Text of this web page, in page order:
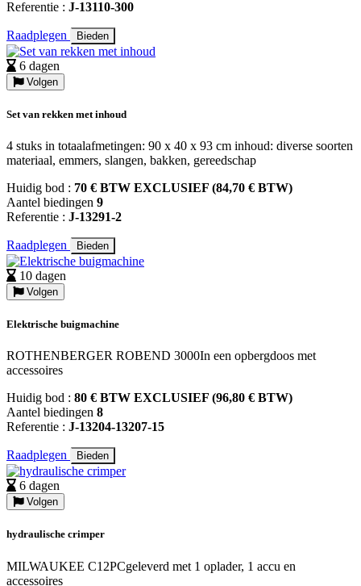
Referentie : J-13110-300
Raadplegen Bieden
6 dagen
Volgen
Set van rekken met inhoud
4 stuks in totaalafmetingen: 90 x 40 x 93 cm inhoud: diverse soorten
materiaal, emmers, slangen, bakken, gereedschap
Huidig bod : 70 € BTW EXCLUSIEF (84,70 € BTW)
Aantel biedingen 9
Referentie : J-13291-2
Raadplegen Bieden
10 dagen
Volgen
Elektrische buigmachine
ROTHENBERGER ROBEND 3000In een opbergdoos met
accessoires
Huidig bod : 80 € BTW EXCLUSIEF (96,80 € BTW)
Aantel biedingen 8
Referentie : J-13204-13207-15
Raadplegen Bieden
6 dagen
Volgen
hydraulische crimper
MILWAUKEE C12PCgeleverd met 1 oplader, 1 accu en
accessoires